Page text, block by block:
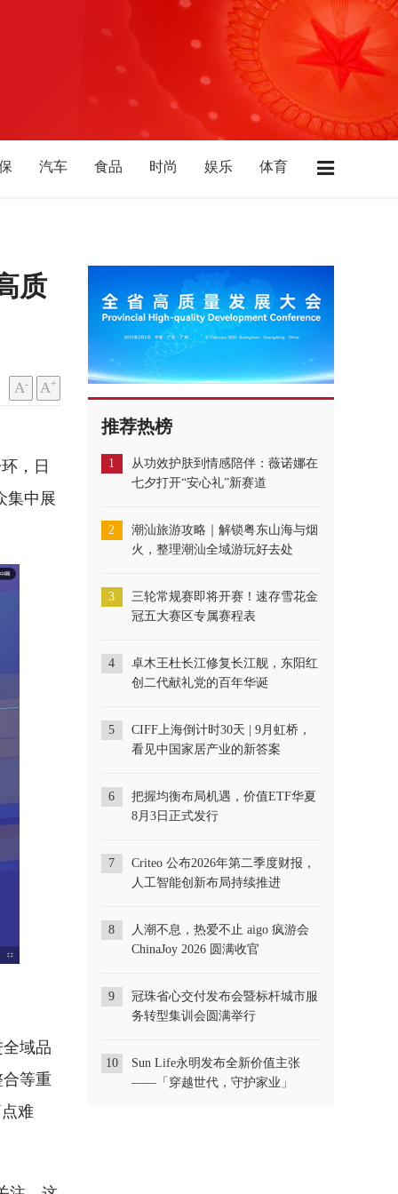
汽车 食品 时尚 娱乐
体育
质
A- A+
，日
集中展
域品
等重
难
推荐热榜
1
从功效护肤到情感陪伴：薇诺娜在
七夕打开“安心礼”新赛道
2
潮汕旅游攻略｜解锁粤东山海与烟
火，整理潮汕全域游玩好去处
3
三轮常规赛即将开赛！速存雪花金
冠五大赛区专属赛程表
4
卓木王杜长江修复长江舰，东阳红
创二代献礼党的百年华诞
5
CIFF上海倒计时30天 | 9月虹桥，
看见中国家居产业的新答案
6
把握均衡布局机遇，价值ETF华夏
8月3日正式发行
7
Criteo 公布2026年第二季度财报，
人工智能创新布局持续推进
8
人潮不息，热爱不止 aigo 疯游会
ChinaJoy 2026 圆满收官
9
冠珠省心交付发布会暨标杆城市服
务转型集训会圆满举行
10
Sun Life永明发布全新价值主张
——「穿越世代，守护家业」